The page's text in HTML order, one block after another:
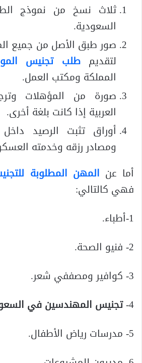
ثلاث نسخ من نموذج
السعودية.
صور طبق الأصل من جميع
لتقديمطلب تجنيس
المملكة ومكتب العمل.
صورة من المؤهلات
العربية إذا كانت بلغة أخرى.
أوراق تثبت الرصيد
ومصادر رزقه وخدمته
أما عن المهن المطلوبة
فهي كالتالي:
1-أطباء.
2- فنيو الصحة.
3- كوافير ومصففي شعر.
4- تجنيس المهندسين في
5- مدرسات رياض الأطفال.